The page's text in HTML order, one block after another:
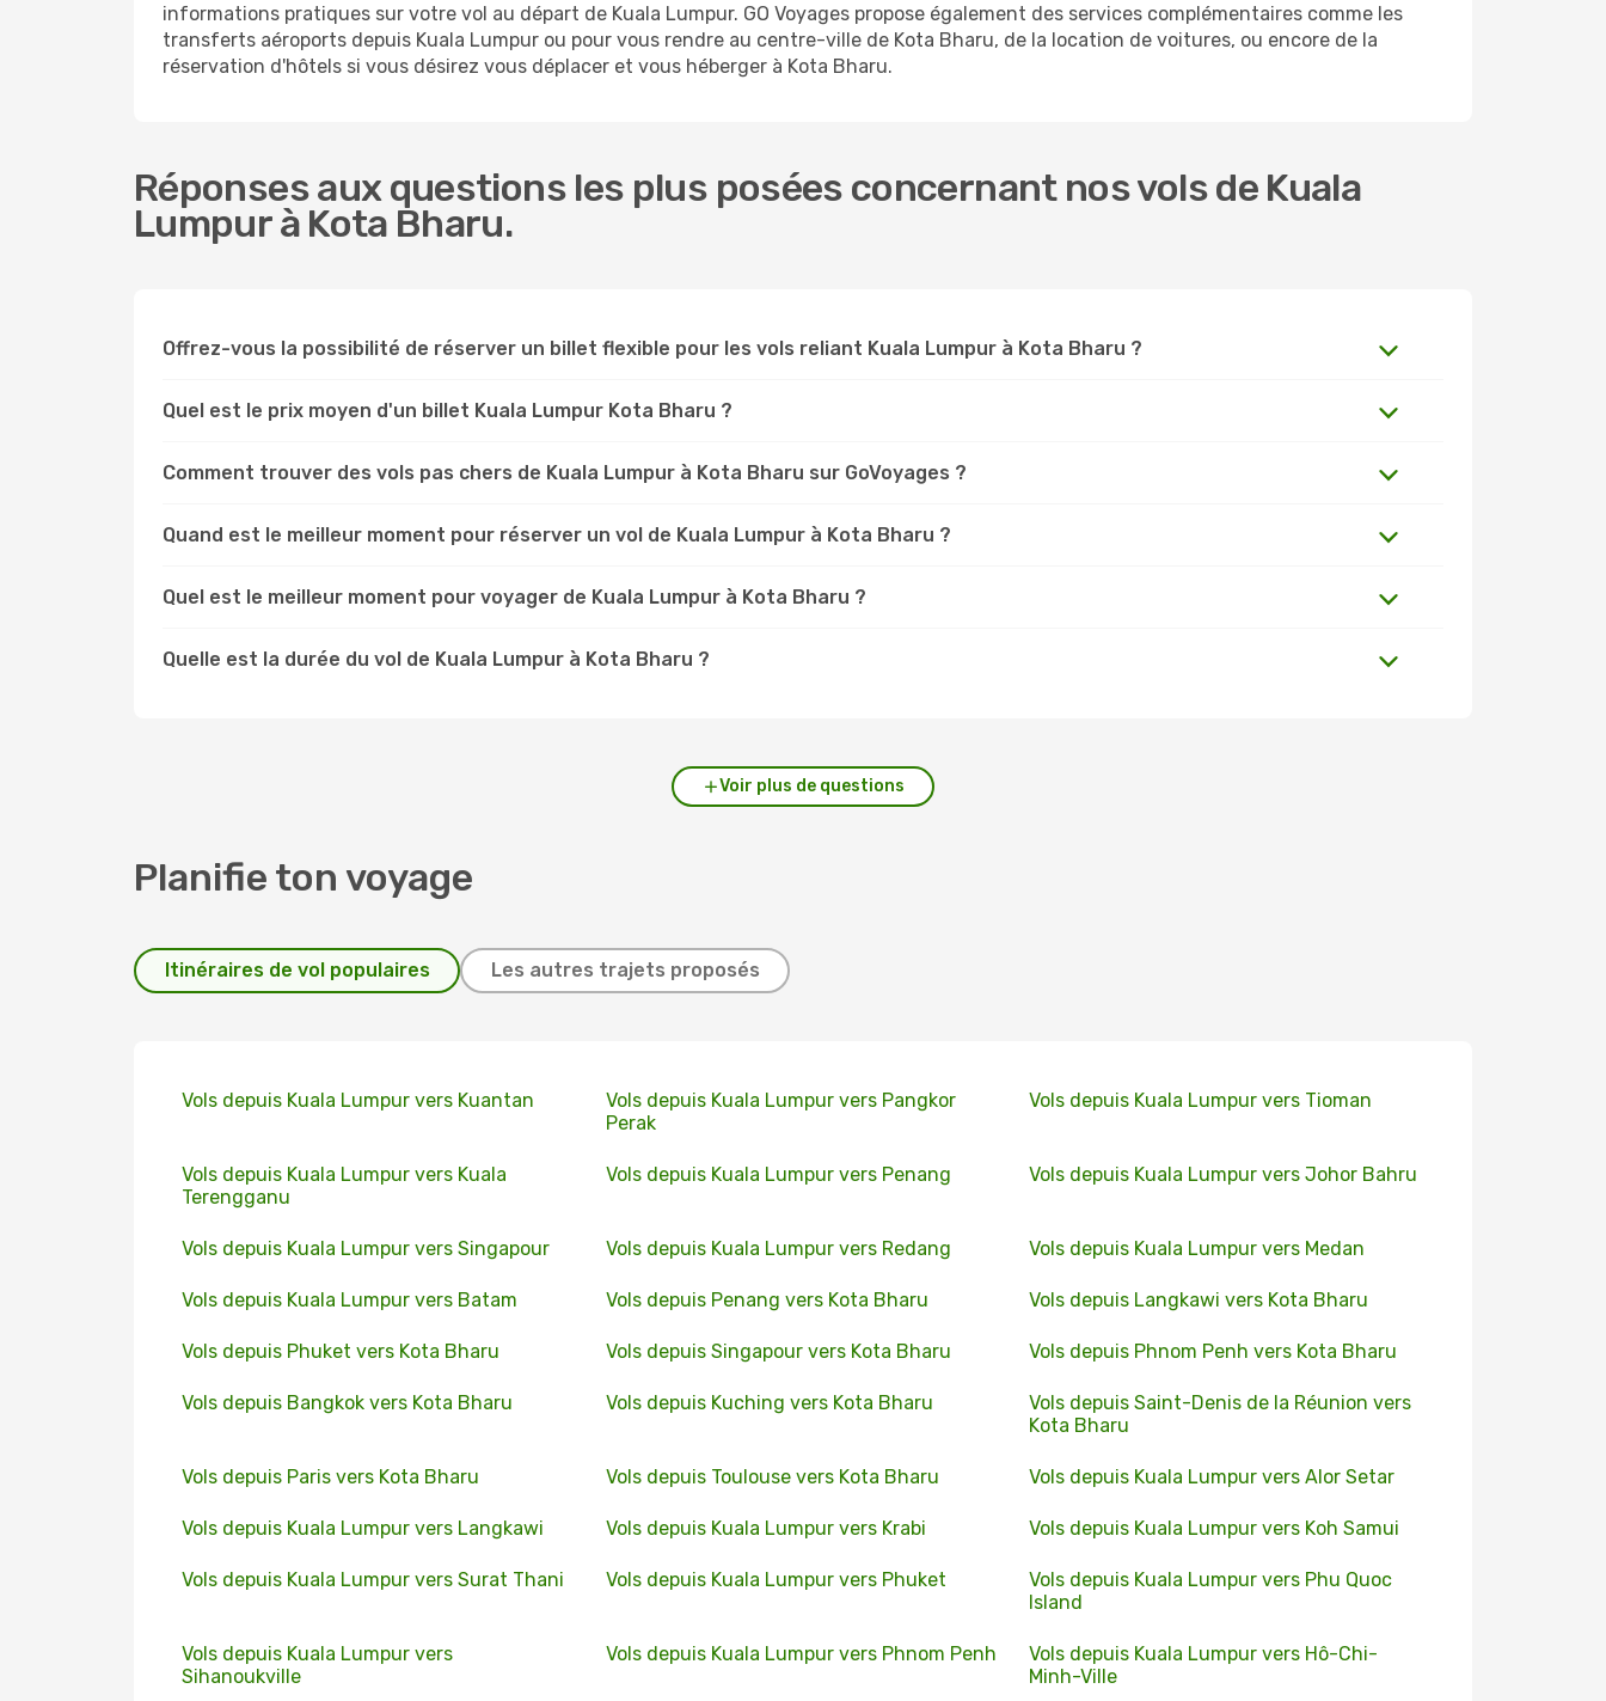
informations pratiques sur votre vol au départ de Kuala Lumpur. GO Voyages propose également des services complémentaires comme les
transferts aéroports depuis Kuala Lumpur ou pour vous rendre au centre-ville de Kota Bharu, de la location de voitures, ou encore de la
réservation d'hôtels si vous désirez vous déplacer et vous héberger à Kota Bharu.
Réponses aux questions les plus posées concernant nos vols de Kuala
Lumpur à Kota Bharu.
Offrez-vous la possibilité de réserver un billet flexible pour les vols reliant Kuala Lumpur à Kota Bharu ?
Quel est le prix moyen d'un billet Kuala Lumpur Kota Bharu ?
Comment trouver des vols pas chers de Kuala Lumpur à Kota Bharu sur GoVoyages ?
Quand est le meilleur moment pour réserver un vol de Kuala Lumpur à Kota Bharu ?
Quel est le meilleur moment pour voyager de Kuala Lumpur à Kota Bharu ?
Quelle est la durée du vol de Kuala Lumpur à Kota Bharu ?
Voir plus de questions
Planifie ton voyage
Itinéraires de vol populaires Les autres trajets proposés
Vols depuis Kuala Lumpur vers Kuantan
Vols depuis Kuala Lumpur vers Pangkor
Perak
Vols depuis Kuala Lumpur vers Tioman
Vols depuis Kuala Lumpur vers Kuala
Terengganu
Vols depuis Kuala Lumpur vers Penang Vols depuis Kuala Lumpur vers Johor Bahru
Vols depuis Kuala Lumpur vers Singapour Vols depuis Kuala Lumpur vers Redang Vols depuis Kuala Lumpur vers Medan
Vols depuis Kuala Lumpur vers Batam Vols depuis Penang vers Kota Bharu Vols depuis Langkawi vers Kota Bharu
Vols depuis Phuket vers Kota Bharu Vols depuis Singapour vers Kota Bharu Vols depuis Phnom Penh vers Kota Bharu
Vols depuis Bangkok vers Kota Bharu Vols depuis Kuching vers Kota Bharu
Vols depuis Saint-Denis de la Réunion vers
Kota Bharu
Vols depuis Paris vers Kota Bharu Vols depuis Toulouse vers Kota Bharu Vols depuis Kuala Lumpur vers Alor Setar
Vols depuis Kuala Lumpur vers Langkawi Vols depuis Kuala Lumpur vers Krabi Vols depuis Kuala Lumpur vers Koh Samui
Vols depuis Kuala Lumpur vers Surat Thani Vols depuis Kuala Lumpur vers Phuket
Vols depuis Kuala Lumpur vers Phu Quoc
Island
Vols depuis Kuala Lumpur vers
Sihanoukville
Vols depuis Kuala Lumpur vers Phnom Penh
Vols depuis Kuala Lumpur vers Hô-Chi-
Minh-Ville